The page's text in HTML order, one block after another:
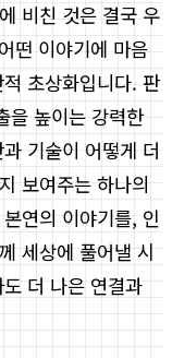
비친 것은 결국 우
떤 이야기에 마음
초상화입니다. 판
을 높이는 강력한
기술이 어떻게 더
보여주는 하나의
연의 이야기를, 인
세상에 풀어낼 시
더 나은 연결과